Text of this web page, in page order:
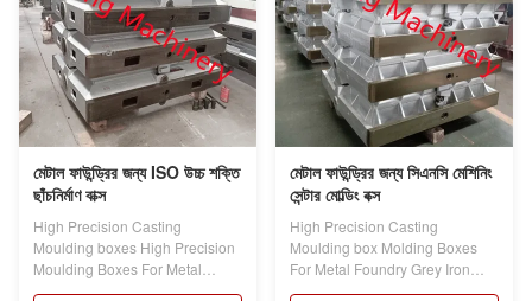
মেটাল ফাউন্ড্রির জন্য ISO উচ্চ শক্তি
ছাঁচনির্মাণ বাক্স
High Precision Casting
Moulding boxes High Precision
Moulding Boxes For Metal
Foundry For High...
মেটাল ফাউন্ড্রির জন্য সিএনসি মেশিনিং
সেন্টার মোল্ডিং বক্স
High Precision Casting
Moulding box Molding Boxes
For Metal Foundry Grey Iron
GG25 For Automatic...